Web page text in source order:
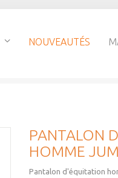
NOUVEAUTÉS
PANTALON
HOMME
Pantalon d'équitation